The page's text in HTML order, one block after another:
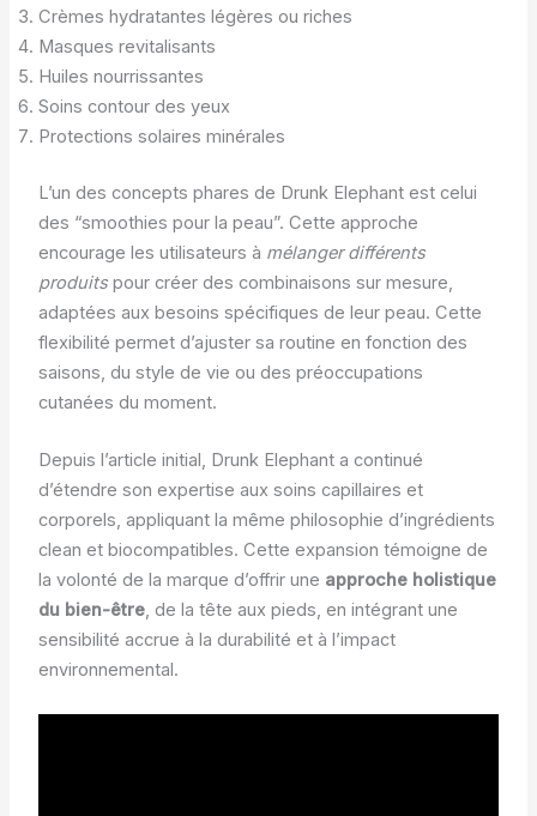
Crèmes hydratantes légères ou riches
Masques revitalisants
Huiles nourrissantes
Soins contour des yeux
Protections solaires minérales
L’un des concepts phares de Drunk Elephant est celui
des “smoothies pour la peau”. Cette approche
encourage les utilisateurs à mélanger différents
produitspour créer des combinaisons sur mesure,
adaptées aux besoins spécifiques de leur peau. Cette
flexibilité permet d’ajuster sa routine en fonction des
saisons, du style de vie ou des préoccupations
cutanées du moment.
Depuis l’article initial, Drunk Elephant a continué
d’étendre son expertise aux soins capillaires et
corporels, appliquant la même philosophie d’ingrédients
clean et biocompatibles. Cette expansion témoigne de
la volonté de la marque d’offrir une approche holistique
du bien-être, de la tête aux pieds, en intégrant une
sensibilité accrue à la durabilité et à l’impact
environnemental.